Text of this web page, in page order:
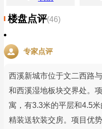
楼盘点评(46)
专家点评
西溪新城市位于文二西路
和西溪湿地板块交界处。
寓，有3.3米的平层和4.5
精装送软装交房。项目优